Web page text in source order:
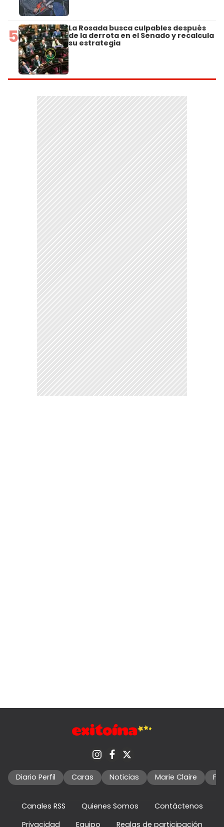
5 La Rosada busca culpables después
de la derrota en el Senado y recalcula
su estrategia
Diario Perfil Caras Noticias Marie Claire
Canales RSS Quienes Somos
Contáctenos
Privacidad
Equipo Reglas de participación